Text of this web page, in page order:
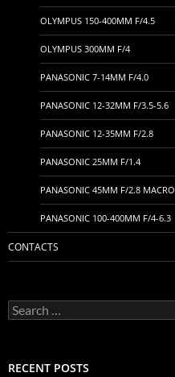
OLYMPUS 150-400MM F/4.5
OLYMPUS 300MM F/4
PANASONIC 7-14MM F/4.0
PANASONIC 12-32MM F/3.5-5.6
PANASONIC 12-35MM F/2.8
PANASONIC 25MM F/1.4
PANASONIC 45MM F/2.8 MACRO
PANASONIC 100-400MM F/4-6.3
CONTACTS
Search
for:
RECENT POSTS